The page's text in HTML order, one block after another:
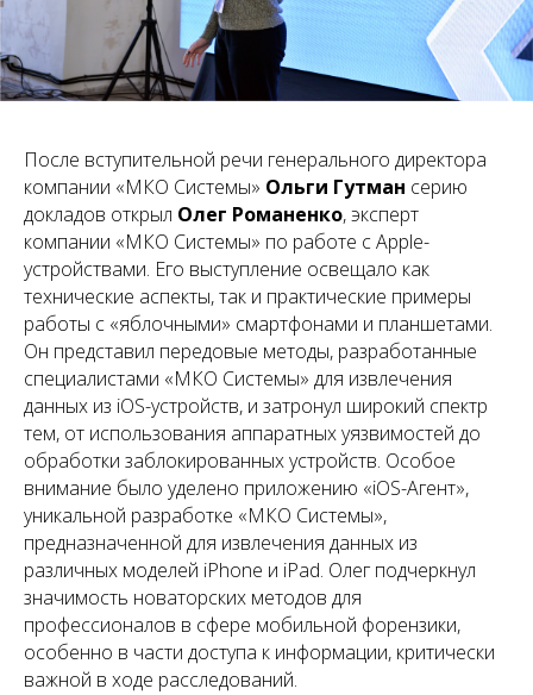
После вступительной речи генерального директора
компании «МКО Системы» Ольги Гутман серию
докладов открыл Олег Романенко, эксперт
компании «МКО Системы» по работе с Apple-
устройствами. Его выступление освещало как
технические аспекты, так и практические примеры
работы с «яблочными» смартфонами и планшетами.
Он представил передовые методы, разработанные
специалистами «МКО Системы» для извлечения
данных из iOS-устройств, и затронул широкий спектр
тем, от использования аппаратных уязвимостей до
обработки заблокированных устройств. Особое
внимание было уделено приложению «iOS-Агент»,
уникальной разработке «МКО Системы»,
предназначенной для извлечения данных из
различных моделей iPhone и iPad. Олег подчеркнул
значимость новаторских методов для
профессионалов в сфере мобильной форензики,
особенно в части доступа к информации, критически
важной в ходе расследований.